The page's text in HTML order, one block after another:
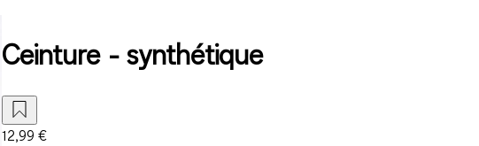
Ceinture - synthétique
12,99 €